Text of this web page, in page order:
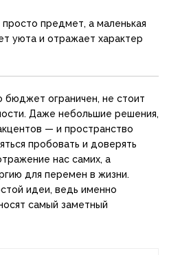
предмет, а маленькая
уюта и отражает характер
бюджет ограничен, не стоит
Даже небольшие решения,
— и пространство
пробовать и доверять
нас самих, а
для перемен в жизни.
идеи, ведь именно
самый заметный